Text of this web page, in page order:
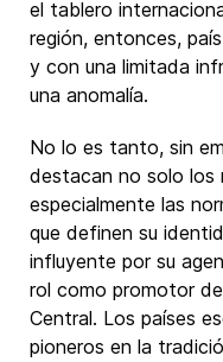
el tablero
región, entonces,
y con una limitada
una anomalía.
No lo es tanto, sin
destacan no solo los
especialmente las
que definen su
influyente por su
rol como promotor
Central. Los países
pioneros en la